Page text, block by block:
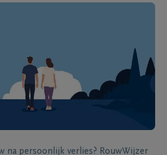
na persoonlijk verlies? RouwWijzer